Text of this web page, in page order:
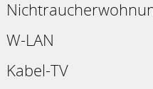
W-LAN
Kabel-TV